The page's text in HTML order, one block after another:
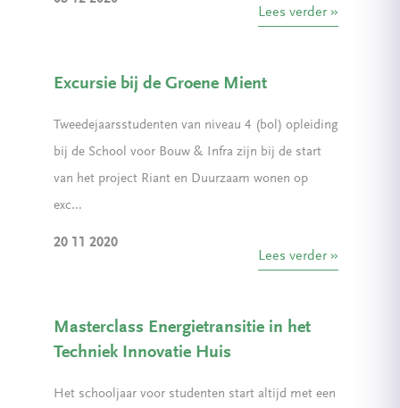
Lees verder
Excursie bij de Groene Mient
Tweedejaarsstudenten van niveau 4 (bol) opleiding
bij de School voor Bouw & Infra zijn bij de start
van het project Riant en Duurzaam wonen op
exc...
20 11 2020
Lees verder
Masterclass Energietransitie in het
Techniek Innovatie Huis
Het schooljaar voor studenten start altijd met een